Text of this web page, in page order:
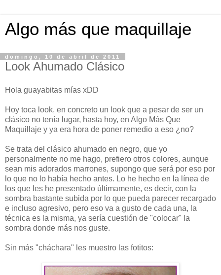
Algo más que maquillaje
domingo, 10 de abril de 2011
Look Ahumado Clásico
Hola guayabitas mías xDD
Hoy toca look, en concreto un look que a pesar de ser un
clásico no tenía lugar, hasta hoy, en Algo Más Que
Maquillaje y ya era hora de poner remedio a eso ¿no?
Se trata del clásico ahumado en negro, que yo
personalmente no me hago, prefiero otros colores, aunque
sean mis adorados marrones, supongo que será por eso por
lo que no lo había hecho antes. Lo he hecho en la línea de
los que les he presentado últimamente, es decir, con la
sombra bastante subida por lo que pueda parecer recargado
e incluso agresivo, pero eso va a gusto de cada una, la
técnica es la misma, ya sería cuestión de "colocar" la
sombra donde más nos guste.
Sin más "cháchara" les muestro las fotitos: